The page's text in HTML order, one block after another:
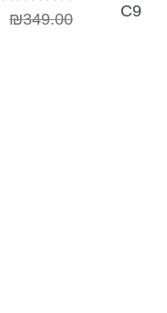
تم التقييم
₪349.00